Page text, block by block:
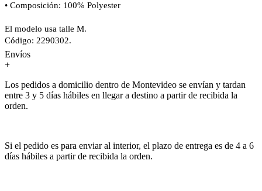
• Composición: 100% Polyester
El modelo usa talle M.
Código: 2290302.
Envíos
+
Los pedidos a domicilio dentro de Montevideo se envían y tardan
entre 3 y 5 días hábiles en llegar a destino a partir de recibida la
orden.
Si el pedido es para enviar al interior, el plazo de entrega es de 4 a 6
días hábiles a partir de recibida la orden.